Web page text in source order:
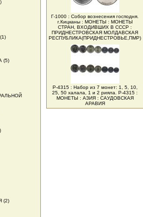
(1)
(5)
(2)
Г-1000 : Собор вознесения господня.
г.Кицканы : МОНЕТЫ : МОНЕТЫ
СТРАН, ВХОДИВШИХ В СССР :
ПРИДНЕСТРОВСКАЯ МОЛДАВСКАЯ
РЕСПУБЛИКА(ПРИДНЕСТРОВЬЕ,ПМР)
Р-4315 : Набор из 7 монет: 1, 5, 10,
25, 50 халала, 1 и 2 рияла. Р-4315 :
МОНЕТЫ : АЗИЯ : САУДОВСКАЯ
АРАВИЯ